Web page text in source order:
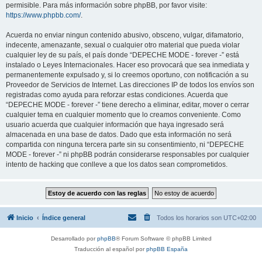
permisible. Para más información sobre phpBB, por favor visite:
https://www.phpbb.com/.
Acuerda no enviar ningun contenido abusivo, obsceno, vulgar, difamatorio,
indecente, amenazante, sexual o cualquier otro material que pueda violar
cualquier ley de su país, el país donde “DEPECHE MODE - forever -” está
instalado o Leyes Internacionales. Hacer eso provocará que sea inmediata y
permanentemente expulsado y, si lo creemos oportuno, con notificación a su
Proveedor de Servicios de Internet. Las direcciones IP de todos los envíos son
registradas como ayuda para reforzar estas condiciones. Acuerda que
“DEPECHE MODE - forever -” tiene derecho a eliminar, editar, mover o cerrar
cualquier tema en cualquier momento que lo creamos conveniente. Como
usuario acuerda que cualquier información que haya ingresado será
almacenada en una base de datos. Dado que esta información no será
compartida con ninguna tercera parte sin su consentimiento, ni “DEPECHE
MODE - forever -” ni phpBB podrán considerarse responsables por cualquier
intento de hacking que conlleve a que los datos sean comprometidos.
Inicio Índice general Todos los horarios son UTC+02:00
Desarrollado porphpBB® Forum Software © phpBB Limited
Traducción al español porphpBB España